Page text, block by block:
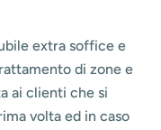
extra soffice e
di zone e
ai clienti che si
volta ed in caso